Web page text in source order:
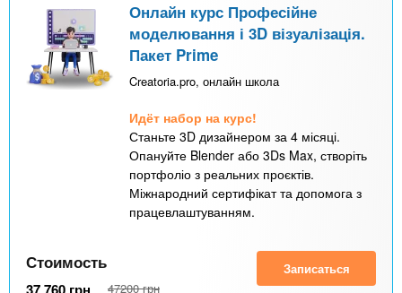
Онлайн курс Професійне
моделювання і 3D візуалізація.
Пакет Prime
Creatoria.pro, онлайн школа
Идёт набор на курс!
Станьте 3D дизайнером за 4 місяці.
Опануйте Blender або 3Ds Max, створіть
портфоліо з реальних проєктів.
Міжнародний сертифікат та допомога з
працевлаштуванням.
Стоимость
47200 грн
Записаться